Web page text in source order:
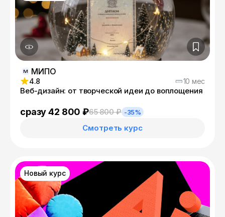
МИПО
4.8 10 мес
Веб-дизайн: от творческой идеи до воплощения
сразу 42 800 ₽65 800 ₽ -35%
Смотреть курс
Новый курс